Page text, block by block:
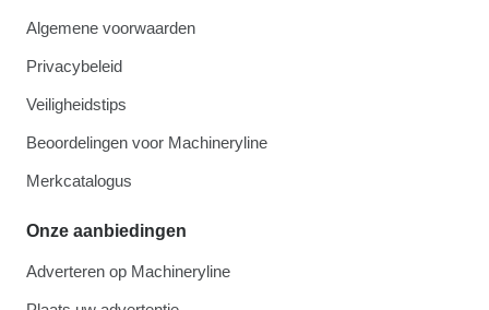
Algemene voorwaarden
Privacybeleid
Veiligheidstips
Beoordelingen voor Machineryline
Merkcatalogus
Onze aanbiedingen
Adverteren op Machineryline